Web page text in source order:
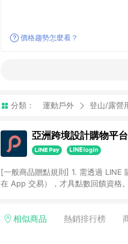
價格趨勢怎麼看？
分類： 運動戶外 登山/露營
亞洲跨境設計購物平
[一般商品贈點規則] 1. 需透過 LINE
在 App 交易），才具點數回饋資格
格，部分退款不在此限。 6. APP
相似商品 熱銷排行榜